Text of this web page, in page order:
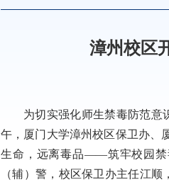
漳州校区
为切实强化师生禁毒防范意
午，厦门大学漳州校区保卫办、
生命，远离毒品——筑牢校园禁
（辅）警，校区保卫办主任江